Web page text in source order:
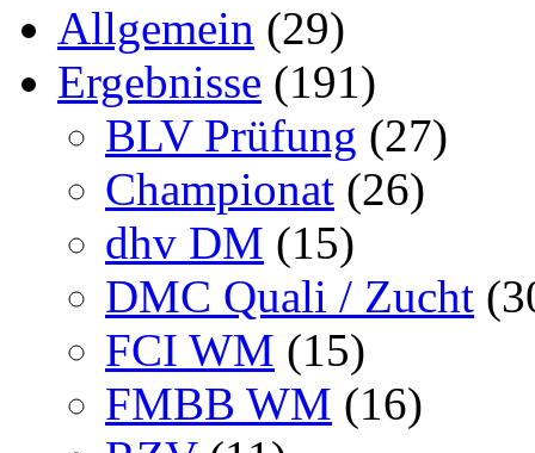
Allgemein (29)
Ergebnisse (191)
BLV Prüfung (27)
Championat (26)
dhv DM (15)
DMC Quali / Zucht
FCI WM (15)
FMBB WM (16)